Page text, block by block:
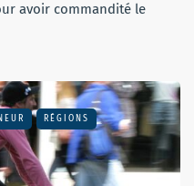
avoir commandité le
RÉGIONS